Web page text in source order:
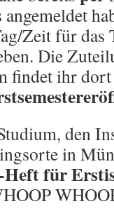
Zeit für
Die
findet ihr
den
in
für